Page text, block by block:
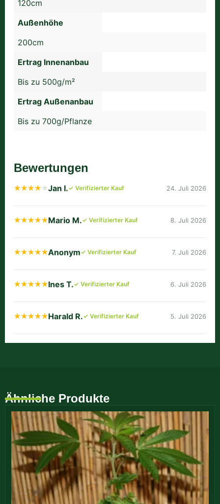
120cm
Außenhöhe
200cm
Ertrag Innenanbau
Bis zu 500g/m²
Ertrag Außenanbau
Bis zu 700g/Pflanze
Bewertungen
★★★★★
★★★★★Jan I.✓ Verifizierter Kauf 24. Juli 2026
★★★★★
★★★★★Mario M.✓ Verifizierter Kauf 8. Juli 2026
★★★★★
★★★★★Anonym✓ Verifizierter Kauf 7. Juli 2026
★★★★★
★★★★★Ines T.✓ Verifizierter Kauf 6. Juli 2026
★★★★★
★★★★★Harald R.✓ Verifizierter Kauf 5. Juli 2026
Ähnliche Produkte